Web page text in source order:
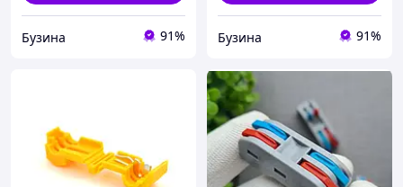
Бузина 91% Бузина 91%